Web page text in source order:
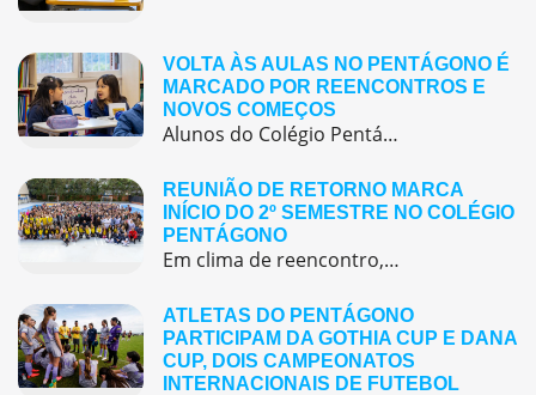
VOLTA ÀS AULAS NO PENTÁGONO É
MARCADO POR REENCONTROS E
NOVOS COMEÇOS
Alunos do Colégio Pentágono retornaram às aulas trazendo o entusiasmo dos reencontros e o desejo de seguir aprendendo com significado.
REUNIÃO DE RETORNO MARCA
INÍCIO DO 2º SEMESTRE NO COLÉGIO
PENTÁGONO
Em clima de reencontro, a equipe pedagógica participou da abertura do semestre letivo com treinamentos e simulação de emergência
ATLETAS DO PENTÁGONO
PARTICIPAM DA GOTHIA CUP E DANA
CUP, DOIS CAMPEONATOS
INTERNACIONAIS DE FUTEBOL